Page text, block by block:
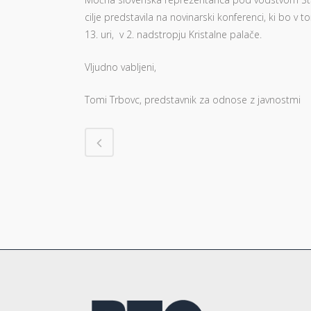
cilje predstavila na novinarski konferenci, ki bo v
13. uri, v 2. nadstropju Kristalne palače.
Vljudno vabljeni,
Tomi Trbovc, predstavnik za odnose z javnostmi